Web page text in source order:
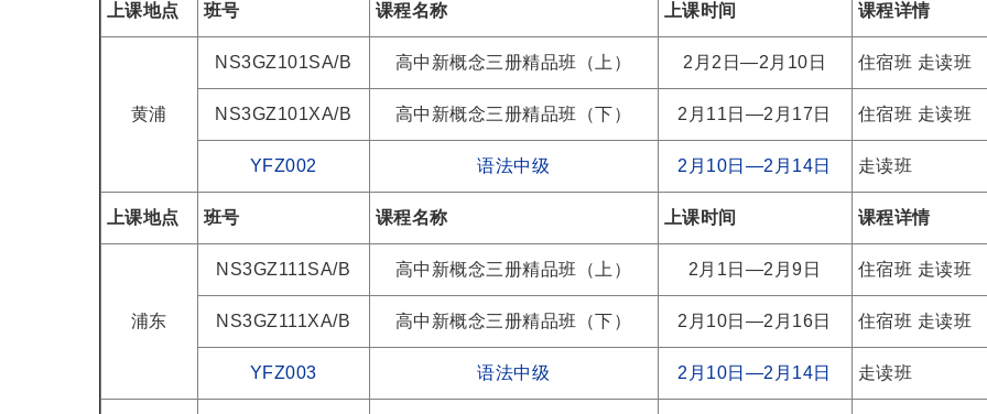
上课地点 班号 课程名称 上课时间 课程详情
黄浦
NS3GZ101SA/B 高中新概念三册精品班（上） 2月2日—2月10日 住宿班 走读班
NS3GZ101XA/B 高中新概念三册精品班（下） 2月11日—2月17日 住宿班 走读班
YFZ002 语法中级 2月10日—2月14日 走读班
上课地点 班号 课程名称 上课时间 课程详情
浦东
NS3GZ111SA/B 高中新概念三册精品班（上） 2月1日—2月9日 住宿班 走读班
NS3GZ111XA/B 高中新概念三册精品班（下） 2月10日—2月16日 住宿班 走读班
YFZ003 语法中级 2月10日—2月14日 走读班